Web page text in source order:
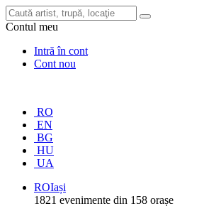
Contul meu
Intră în cont
Cont nou
RO
EN
BG
HU
UA
ROIași
1821 evenimente din 158 orașe